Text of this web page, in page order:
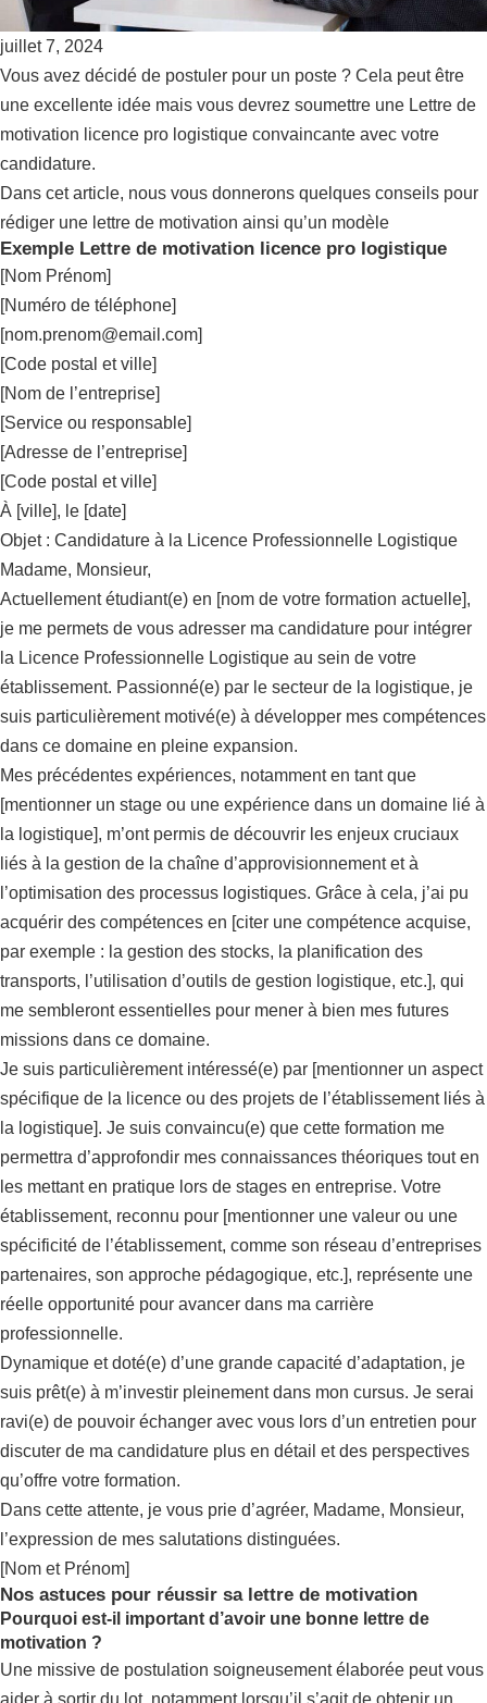
juillet 7, 2024
Vous avez décidé de postuler pour un poste ? Cela peut être
une excellente idée mais vous devrez soumettre une Lettre de
motivation licence pro logistique convaincante avec votre
candidature.
Dans cet article, nous vous donnerons quelques conseils pour
rédiger une lettre de motivation ainsi qu’un modèle
Exemple Lettre de motivation licence pro logistique
[Nom Prénom]
[Numéro de téléphone]
[nom.prenom@email.com]
[Code postal et ville]
[Nom de l’entreprise]
[Service ou responsable]
[Adresse de l’entreprise]
[Code postal et ville]
À [ville], le [date]
Objet : Candidature à la Licence Professionnelle Logistique
Madame, Monsieur,
Actuellement étudiant(e) en [nom de votre formation actuelle],
je me permets de vous adresser ma candidature pour intégrer
la Licence Professionnelle Logistique au sein de votre
établissement. Passionné(e) par le secteur de la logistique, je
suis particulièrement motivé(e) à développer mes compétences
dans ce domaine en pleine expansion.
Mes précédentes expériences, notamment en tant que
[mentionner un stage ou une expérience dans un domaine lié à
la logistique], m’ont permis de découvrir les enjeux cruciaux
liés à la gestion de la chaîne d’approvisionnement et à
l’optimisation des processus logistiques. Grâce à cela, j’ai pu
acquérir des compétences en [citer une compétence acquise,
par exemple : la gestion des stocks, la planification des
transports, l’utilisation d’outils de gestion logistique, etc.], qui
me sembleront essentielles pour mener à bien mes futures
missions dans ce domaine.
Je suis particulièrement intéressé(e) par [mentionner un aspect
spécifique de la licence ou des projets de l’établissement liés à
la logistique]. Je suis convaincu(e) que cette formation me
permettra d’approfondir mes connaissances théoriques tout en
les mettant en pratique lors de stages en entreprise. Votre
établissement, reconnu pour [mentionner une valeur ou une
spécificité de l’établissement, comme son réseau d’entreprises
partenaires, son approche pédagogique, etc.], représente une
réelle opportunité pour avancer dans ma carrière
professionnelle.
Dynamique et doté(e) d’une grande capacité d’adaptation, je
suis prêt(e) à m’investir pleinement dans mon cursus. Je serai
ravi(e) de pouvoir échanger avec vous lors d’un entretien pour
discuter de ma candidature plus en détail et des perspectives
qu’offre votre formation.
Dans cette attente, je vous prie d’agréer, Madame, Monsieur,
l’expression de mes salutations distinguées.
[Nom et Prénom]
Nos astuces pour réussir sa lettre de motivation
Pourquoi est-il important d’avoir une bonne lettre de
motivation ?
Une missive de postulation soigneusement élaborée peut vous
aider à sortir du lot, notamment lorsqu’il s’agit de obtenir un